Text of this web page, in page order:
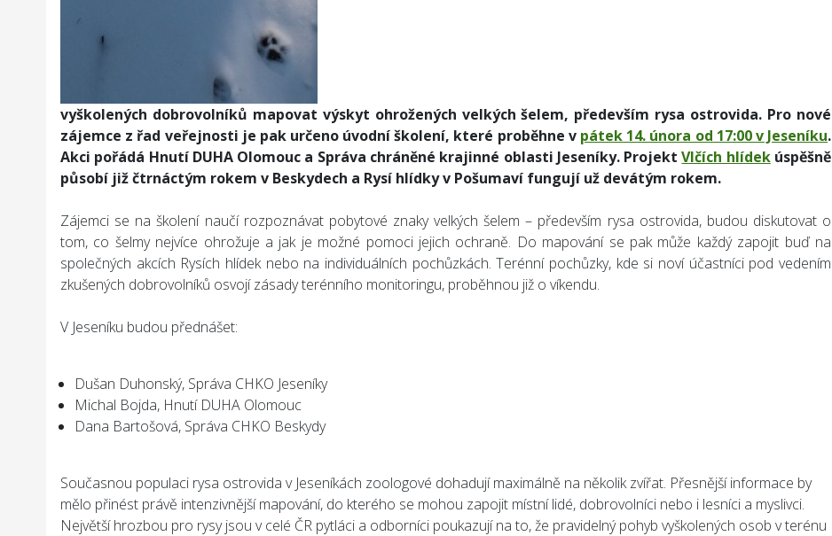
vyškolených dobrovolníků mapovat výskyt ohrožených velkých šelem, především rysa ostrovida. Pro nové
zájemce z řad veřejnosti je pak určeno úvodní školení, které proběhne v pátek 14. února od 17:00 v Jeseníku.
Akci pořádá Hnutí DUHA Olomouc a Správa chráněné krajinné oblasti Jeseníky. ProjektVlčích hlídekúspěšně
působí již čtrnáctým rokem v Beskydech a Rysí hlídky v Pošumaví fungují už devátým rokem.
Zájemci se na školení naučí rozpoznávat pobytové znaky velkých šelem – především rysa ostrovida, budou diskutovat o
tom, co šelmy nejvíce ohrožuje a jak je možné pomoci jejich ochraně. Do mapování se pak může každý zapojit buď na
společných akcích Rysích hlídek nebo na individuálních pochůzkách. Terénní pochůzky, kde si noví účastníci pod vedením
zkušených dobrovolníků osvojí zásady terénního monitoringu, proběhnou již o víkendu.
V Jeseníku budou přednášet:
Dušan Duhonský, Správa CHKO Jeseníky
Michal Bojda, Hnutí DUHA Olomouc
Dana Bartošová, Správa CHKO Beskydy
Současnou populaci rysa ostrovida v Jeseníkách zoologové dohadují maximálně na několik zvířat. Přesnější informace by
mělo přinést právě intenzivnější mapování, do kterého se mohou zapojit místní lidé, dobrovolníci nebo i lesníci a myslivci.
Největší hrozbou pro rysy jsou v celé ČR pytláci a odborníci poukazují na to, že pravidelný pohyb vyškolených osob v terénu